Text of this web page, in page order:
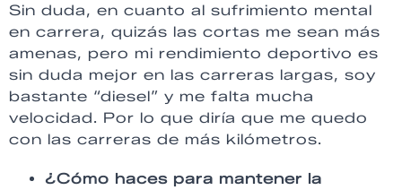
Sin duda, en cuanto al sufrimiento mental
en carrera, quizás las cortas me sean más
amenas, pero mi rendimiento deportivo es
sin duda mejor en las carreras largas, soy
bastante “diesel” y me falta mucha
velocidad. Por lo que diría que me quedo
con las carreras de más kilómetros.
¿Cómo haces para mantener la